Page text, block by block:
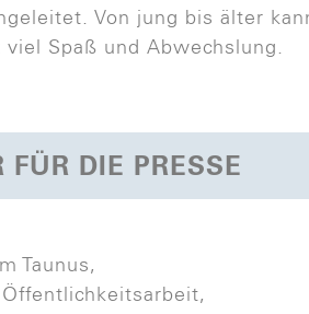
Von jung bis älter
Spaß und Abwechslung.
FÜR DIE PRESSE
Taunus,